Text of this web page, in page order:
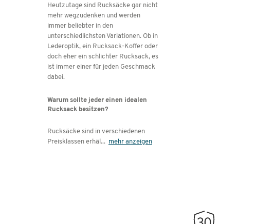
Heutzutage sind Rucksäcke gar nicht
mehr wegzudenken und werden
immer beliebter in den
unterschiedlichsten Variationen. Ob in
Lederoptik, ein Rucksack-Koffer oder
doch eher ein schlichter Rucksack, es
ist immer einer für jeden Geschmack
dabei.
Warum sollte jeder einen idealen
Rucksack besitzen?
Rucksäcke sind in verschiedenen
Preisklassen erhäl ... mehr anzeigen